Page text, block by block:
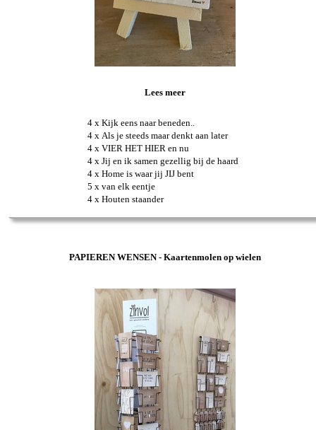
Lees meer
4 x Kijk eens naar beneden..
4 x Als je steeds maar denkt aan later
4 x VIER HET HIER en nu
4 x Jij en ik samen gezellig bij de haard
4 x Home is waar jij JIJ bent
5 x van elk eentje
4 x Houten staander
PAPIEREN WENSEN - Kaartenmolen op wielen